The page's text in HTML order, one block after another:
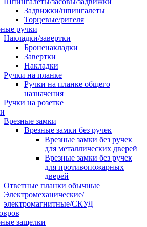
Задвижки/шпингалеты
Торцевые/ригеля
ручки
Накладки/завертки
Броненакладки
Завертки
Накладки
Ручки на планке
Ручки на планке общего
назначения
Ручки на розетке
Врезные замки
Врезные замки без ручек
Врезные замки без ручек
для металлических дверей
Врезные замки без ручек
для противопожарных
дверей
Ответные планки обычные
Электромеханические/
электромагнитные/СКУД
защелки